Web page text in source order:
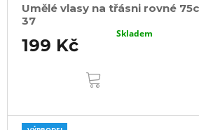
Umělé vlasy na třásni rovné
37
199 Kč
Skladem